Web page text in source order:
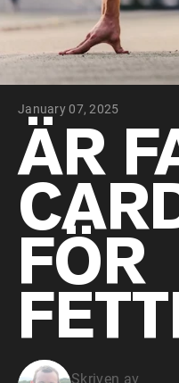
January 07, 2025
ÄR
FÖR
Skriven av